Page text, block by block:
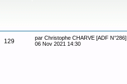
129 parChristophe CHARVE [ADF N°286]
06 Nov 2021 14:30